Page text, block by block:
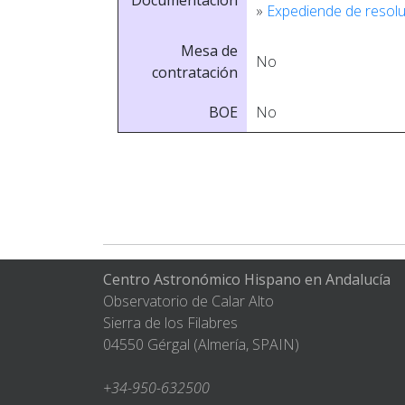
» Expediende de
Mesa de
contratación
No
BOE No
Centro Astronómico Hispano en Andalucía
Observatorio de Calar Alto
Sierra de los Filabres
04550 Gérgal (Almería, SPAIN)
+34-950-632500